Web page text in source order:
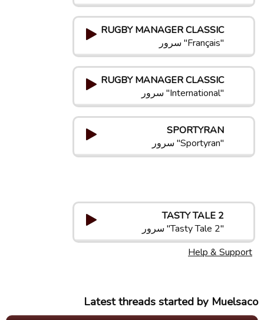
RUGBY MANAGER CLASSIC
"Français" سرور
RUGBY MANAGER CLASSIC
"International" سرور
SPORTYRAN
"Sportyran" سرور
TASTY TALE 2
"Tasty Tale 2" سرور
Help & Support
Latest threads started by Muelsaco